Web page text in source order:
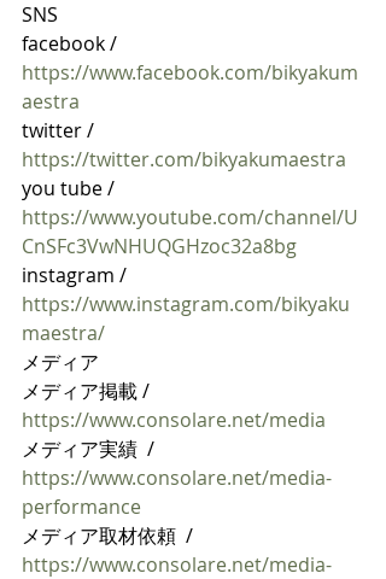
SNS
facebook /
https://www.facebook.com/bikyakum
aestra
twitter /
https://twitter.com/bikyakumaestra
you tube /
https://www.youtube.com/channel/U
CnSFc3VwNHUQGHzoc32a8bg
instagram /
https://www.instagram.com/bikyaku
maestra/
メディア
メディア掲載 /
https://www.consolare.net/media
メディア実績  /
https://www.consolare.net/media-
performance
メディア取材依頼  /
https://www.consolare.net/media-